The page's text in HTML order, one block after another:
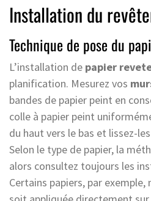
Installation du
Technique de pose du
L’installation de papier
planification. Mesurez vos
bandes de papier peint en
colle à papier peint
du haut vers le bas et lissez-
Selon le type de papier, la
alors consultez toujours les
Certains papiers, par